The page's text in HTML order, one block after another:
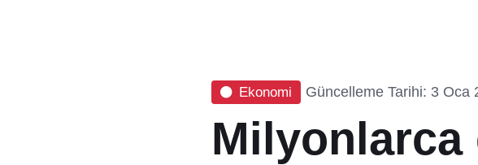
Ekonomi Güncelleme Tarihi: 3 Oca
Milyonlarca